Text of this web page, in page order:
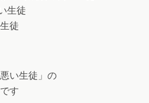
生徒
徒
い生徒」の
す